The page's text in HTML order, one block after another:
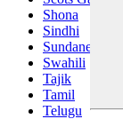
Shona
Sindhi
Sundanese
Swahili
Tajik
Tamil
Telugu